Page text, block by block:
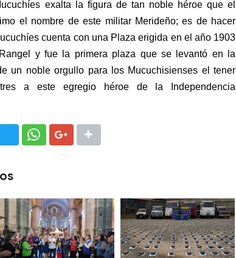
exalta la figura de tan noble héroe que el
el nombre de este militar Merideño; es de hacer
cuenta con una Plaza erigida en el año 1903
y fue la primera plaza que se levantó en la
un noble orgullo para los Mucuchisienses el tener
a este egregio héroe de la Independencia